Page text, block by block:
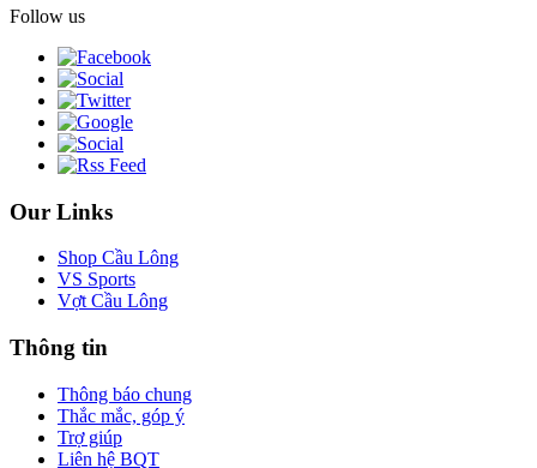
Follow us
Our Links
Shop Cầu Lông
VS Sports
Vợt Cầu Lông
Thông tin
Thông báo chung
Thắc mắc, góp ý
Trợ giúp
Liên hệ BQT